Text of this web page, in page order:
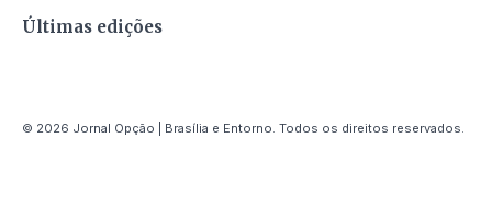
Últimas edições
© 2026 Jornal Opção | Brasília e Entorno. Todos os direitos reservados.